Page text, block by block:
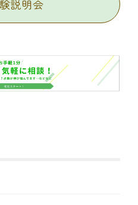
説明会